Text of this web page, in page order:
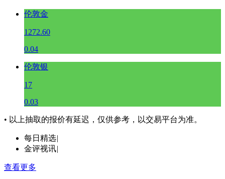
伦敦金
1272.60
0.04
伦敦银
17
0.03
• 以上抽取的报价有延迟，仅供参考，以交易平台为准。
每日精选|
金评视讯|
查看更多